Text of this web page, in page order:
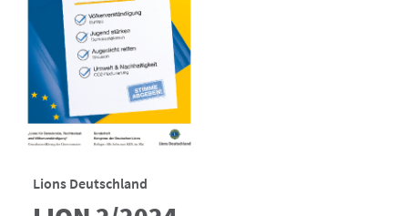
Lions Deutschland